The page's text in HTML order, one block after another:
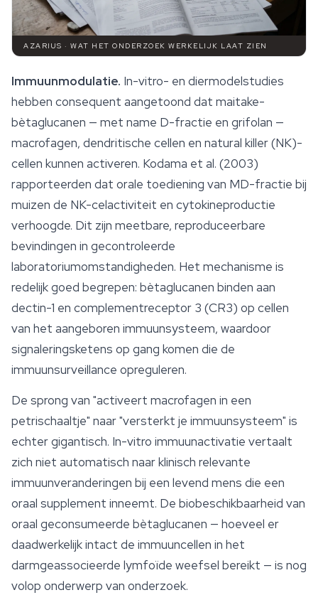
AZARIUS · WAT HET ONDERZOEK WERKELIJK LAAT ZIEN
Immuunmodulatie. In-vitro- en diermodelstudies
hebben consequent aangetoond dat maitake-
bètaglucanen — met name D-fractie en grifolan —
macrofagen, dendritische cellen en natural killer (NK)-
cellen kunnen activeren. Kodama et al. (2003)
rapporteerden dat orale toediening van MD-fractie bij
muizen de NK-celactiviteit en cytokineproductie
verhoogde. Dit zijn meetbare, reproduceerbare
bevindingen in gecontroleerde
laboratoriumomstandigheden. Het mechanisme is
redelijk goed begrepen: bètaglucanen binden aan
dectin-1 en complementreceptor 3 (CR3) op cellen
van het aangeboren immuunsysteem, waardoor
signaleringsketens op gang komen die de
immuunsurveillance opreguleren.
De sprong van "activeert macrofagen in een
petrischaaltje" naar "versterkt je immuunsysteem" is
echter gigantisch. In-vitro immuunactivatie vertaalt
zich niet automatisch naar klinisch relevante
immuunveranderingen bij een levend mens die een
oraal supplement inneemt. De biobeschikbaarheid van
oraal geconsumeerde bètaglucanen — hoeveel er
daadwerkelijk intact de immuuncellen in het
darmgeassocieerde lymfoïde weefsel bereikt — is nog
volop onderwerp van onderzoek.